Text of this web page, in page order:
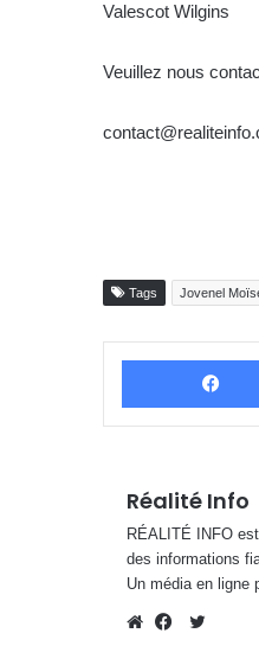
Valescot Wilgins
Veuillez nous
Tags Jovenel
Réalité Info
RÉALITÉ INFO
des informations
Un média en ligne